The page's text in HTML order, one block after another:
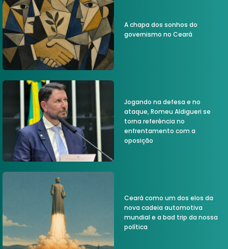
A chapa dos sonhos do
governismo no Ceará
Jogando na defesa e no
ataque, Romeu Aldigueri se
torna referência no
enfrentamento com a
oposição
Ceará como um dos elos da
nova cadeia automotiva
mundial e a bad trip da nossa
política